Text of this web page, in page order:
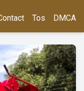
Tos DMCA